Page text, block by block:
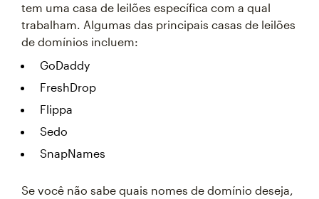
tem uma casa de leilões específica com a qual
trabalham. Algumas das principais casas de leilões
de domínios incluem:
GoDaddy
FreshDrop
Flippa
Sedo
SnapNames
Se você não sabe quais nomes de domínio deseja,